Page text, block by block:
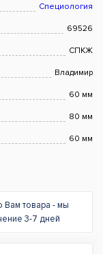
Специология
69526
СПКЖ
Владимир
60 мм
80 мм
60 мм
Вам товара - мы
3-7 дней